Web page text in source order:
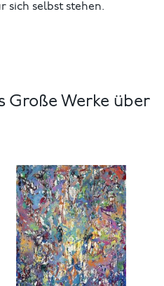
sich selbst stehen.
Große Werke über